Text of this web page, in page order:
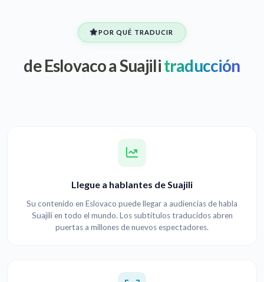
POR QUÉ TRADUCIR
de Eslovaco a Suajilitraducción
Llegue a hablantes de Suajili
Su contenido en Eslovaco puede llegar a audiencias de habla
Suajili en todo el mundo. Los subtítulos traducidos abren
puertas a millones de nuevos espectadores.